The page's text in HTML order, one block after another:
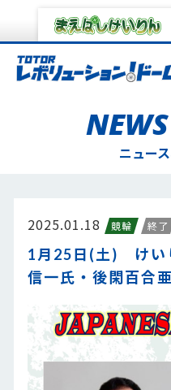
ニュー
2025.01.18 競輪 終了
1月25日(土) けい
信一氏・後閑百合